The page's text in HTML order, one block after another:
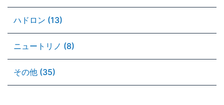
ハドロン (13)
ニュートリノ (8)
その他 (35)